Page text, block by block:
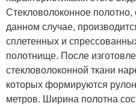
Стекловолоконное
данном случае,
сплетенных и
полотнище. После
стекловолоконной ткани
которых формируются
метров. Ширина полотна